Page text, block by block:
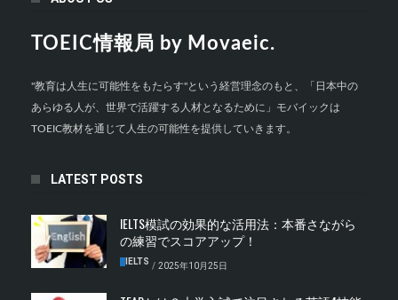
TOEIC情報局 by Movaeic.
"教育は人生に可能性をもたらす"という経営理念のもと、「日本中の
あらゆる人が、世界で活躍する人材となるために」モバイックは
TOEIC教材を通じて人生の可能性を提供していきます。
LATEST POSTS
IELTS模試の効果的な活用法：本番さながら
の練習でスコアアップ！
IELTS / 2025年10月25日